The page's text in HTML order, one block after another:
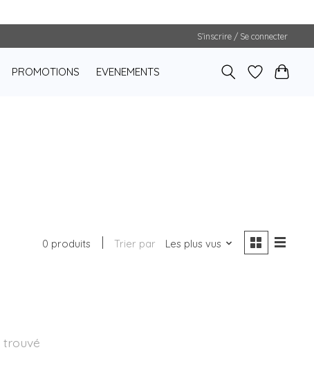
S’inscrire / Se connecter
PROMOTIONS EVENEMENTS
0 produits Trier par Les plus vus
trouvé